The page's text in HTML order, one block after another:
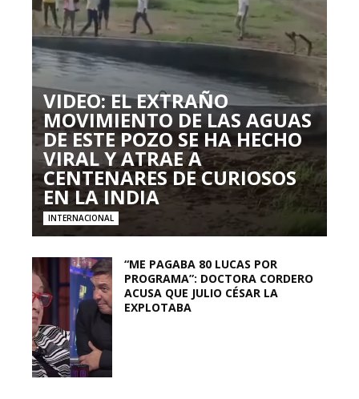
VIDEO: EL EXTRAÑO
MOVIMIENTO DE LAS AGUAS
DE ESTE POZO SE HA HECHO
VIRAL Y ATRAE A
CENTENARES DE CURIOSOS
EN LA INDIA
INTERNACIONAL
“ME PAGABA 80 LUCAS POR
PROGRAMA”: DOCTORA CORDERO
ACUSA QUE JULIO CÉSAR LA
EXPLOTABA